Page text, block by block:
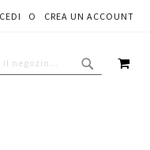
CREA UN ACCOUNT